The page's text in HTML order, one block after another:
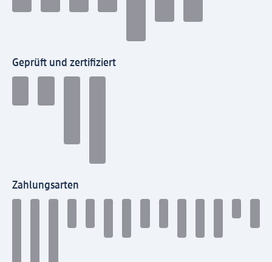
Geprüft und zertifiziert
Zahlungsarten